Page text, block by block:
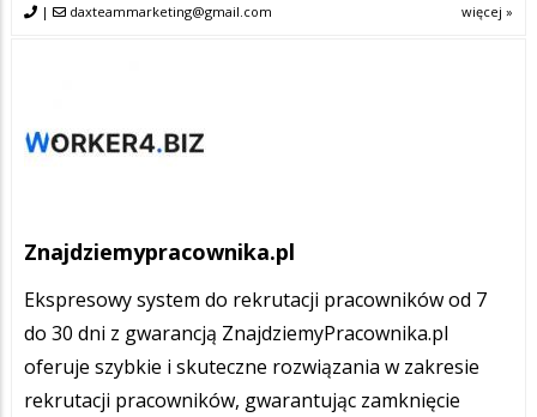
|
daxteammarketing@gmail.com więcej »
Znajdziemypracownika.pl
Ekspresowy system do rekrutacji pracowników od 7
do 30 dni z gwarancją ZnajdziemyPracownika.pl
oferuje szybkie i skuteczne rozwiązania w zakresie
rekrutacji pracowników, gwarantując zamknięcie